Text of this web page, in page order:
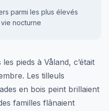
parmi les plus élevés
nocturne
pieds à Våland, c’était
Les tilleuls
en bois peint brillaient
familles flânaient